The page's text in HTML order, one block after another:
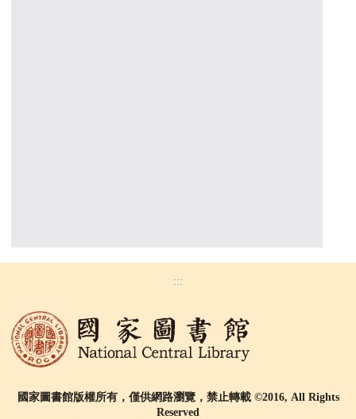
:::
國家圖書館版權所有，僅供網路瀏覽，禁止轉載 ©2016, All Rights
Reserved